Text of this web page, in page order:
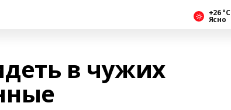
+26 °С
Ясно
в чужих